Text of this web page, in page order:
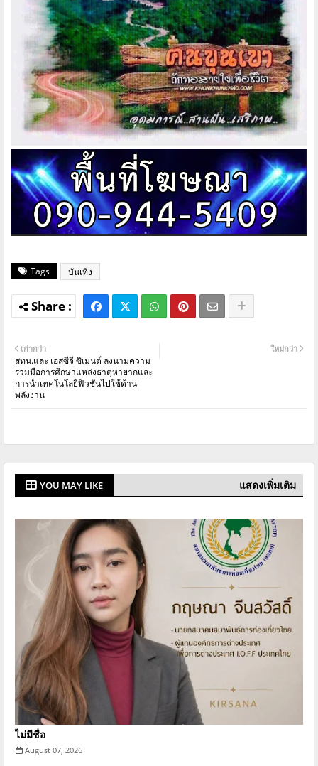
Tags บันเทิง
ใหม่กว่า
เก่ากว่า
สทน.และ เอสซีจี ซิเมนต์ ลงนามความ
ร่วมมือการศึกษาแหล่งธาตุหายากและ
การนำเทคโนโลยีฟิวชันไปใช้ด้าน
พลังงาน
YOU MAY LIKE แสดงเพิ่มเติม
ไม่มีชื่อ
August 07, 2026